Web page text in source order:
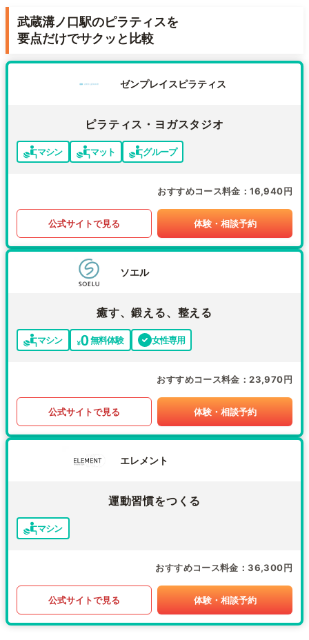
武蔵溝ノ口駅のピラティスを
要点だけでサクッと比較
ゼンプレイスピラティス
ピラティス・ヨガスタジオ
マシン マット グループ
おすすめコース料金 16,940円
公式サイトで見る 体験・相談予約
ソエル
癒す、鍛える、整える
マシン 無料体験 女性専用
おすすめコース料金 23,970円
公式サイトで見る 体験・相談予約
エレメント
運動習慣をつくる
マシン
おすすめコース料金 36,300円
公式サイトで見る 体験・相談予約